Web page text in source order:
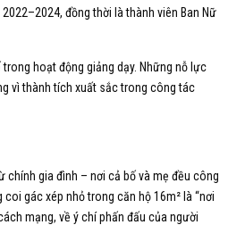
đồng thời là thành viên Ban Nữ
hoạt động giảng dạy. Những nỗ lực
vì thành tích xuất sắc trong công tác
chính gia đình – nơi cả bố và mẹ đều công
gác xép nhỏ trong căn hộ 16m² là “nơi
mạng, về ý chí phấn đấu của người